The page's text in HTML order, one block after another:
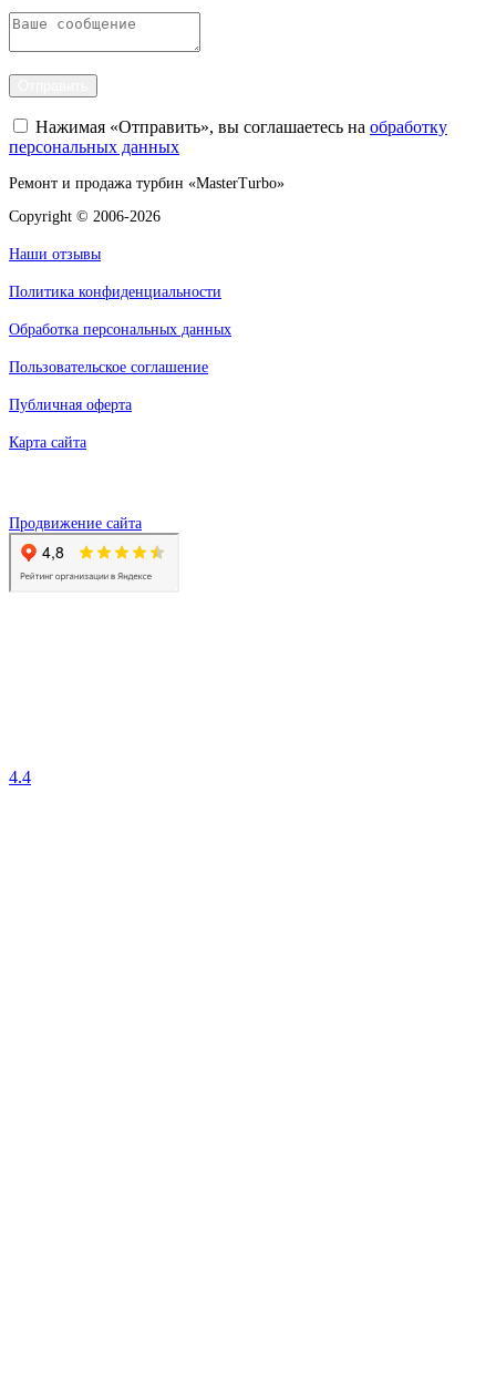
Нажимая «Отправить», вы соглашаетесь на обработку
персональных данных
Ремонт и продажа турбин «MasterTurbo»
Copyright © 2006-2026
Наши отзывы
Политика конфиденциальности
Обработка персональных данных
Пользовательское соглашение
Публичная оферта
Карта сайта
Продвижение сайта
4.4